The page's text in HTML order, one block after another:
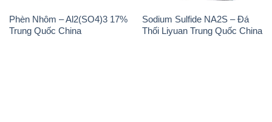
Phèn Nhôm – Al2(SO4)3 17%
Trung Quốc China
Sodium Sulfide NA2S – Đá
Thối Liyuan Trung Quốc China